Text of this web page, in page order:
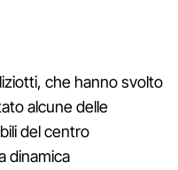
che hanno svolto
alcune delle
del centro
dinamica